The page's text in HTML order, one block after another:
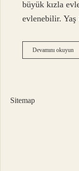
büyük kızla
evlenebilir.
Devamını okuyun
Sitemap